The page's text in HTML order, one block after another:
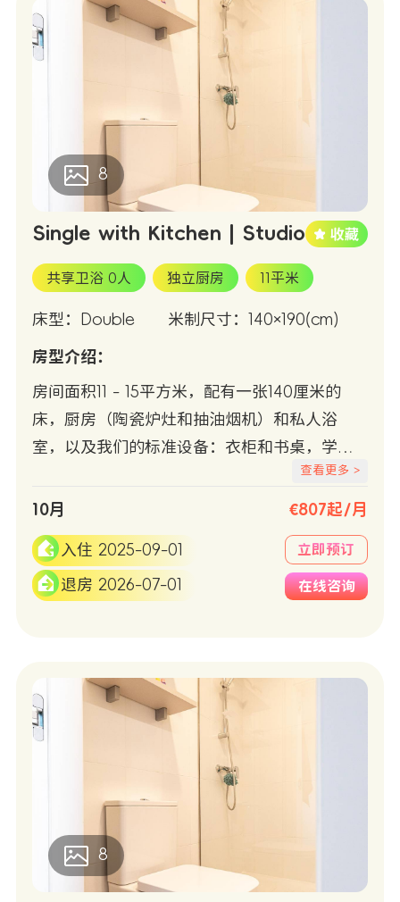
8
Single with Kitchen | Studio
共享卫浴 0人 独立厨房 11平米
床型：Double 米制尺寸：140×190(cm)
房型介绍：
房间面积11 - 15平方米，配有一张140厘米的
床，厨房（陶瓷炉灶和抽油烟机）和私人浴
室，以及我们的标准设备：衣柜和书桌，学习
椅，冷/热空调，Wifi +有线互联网接入，冰箱
和微波炉。
查看更多 >
10月 €807起/月
入住 2025-09-01
退房 2026-07-01
立即预订
在线咨询
8